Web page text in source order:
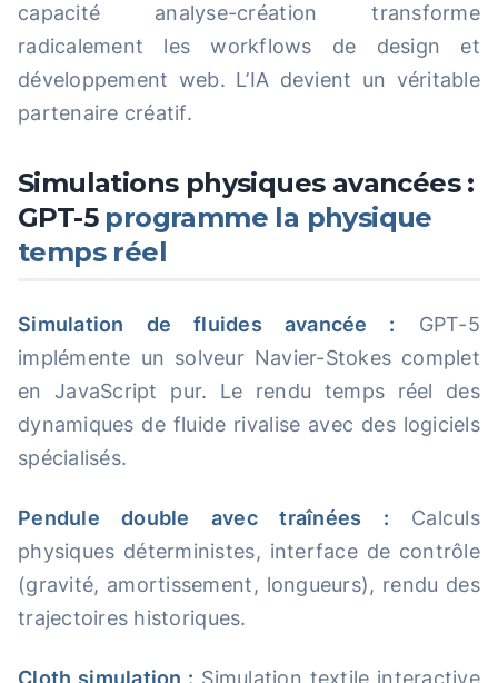
capacité analyse-création transforme
radicalement les workflows de design et
développement web. L’IA devient un véritable
partenaire créatif.
Simulations physiques avancées :
GPT-5 programme la physique
temps réel
Simulation de fluides avancée : GPT-5
implémente un solveur Navier-Stokes complet
en JavaScript pur. Le rendu temps réel des
dynamiques de fluide rivalise avec des logiciels
spécialisés.
Pendule double avec traînées : Calculs
physiques déterministes, interface de contrôle
(gravité, amortissement, longueurs), rendu des
trajectoires historiques.
Cloth simulation : Simulation textile interactive